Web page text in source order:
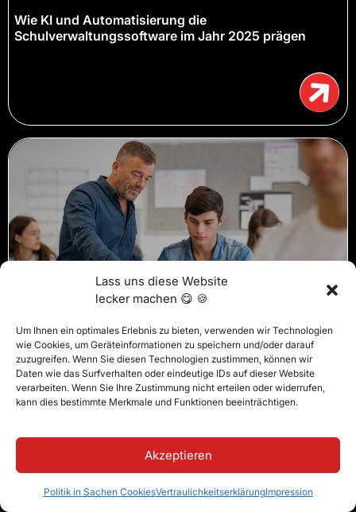
Lass uns diese Website
lecker machen 😋 🍪
Um Ihnen ein optimales Erlebnis zu bieten, verwenden wir Technologien
wie Cookies, um Geräteinformationen zu speichern und/oder darauf
zuzugreifen. Wenn Sie diesen Technologien zustimmen, können wir
Daten wie das Surfverhalten oder eindeutige IDs auf dieser Website
verarbeiten. Wenn Sie Ihre Zustimmung nicht erteilen oder widerrufen,
kann dies bestimmte Merkmale und Funktionen beeinträchtigen.
Akzeptieren
Politik in Sachen CookiesVertraulichkeitserklärungImpression
Wie KI und Automatisierung die
Schulverwaltungssoftware im Jahr 2025 prägen
Wie Sie Lehrer dazu bringen, das SIS Ihrer Schule zu
lieben (und es tatsächlich zu nutzen)